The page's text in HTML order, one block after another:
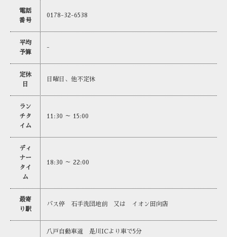
電話
番号
0178-32-6538
平均
予算
-
定休
日
日曜日、他不定休
ラン
チタ
イム
11:30 ～ 15:00
ディ
ナー
タイ
ム
18:30 ～ 22:00
最寄
り駅
バス停 石手洗団地前 又は イオン田向店
八戸自動車道 是川ICより車で5分